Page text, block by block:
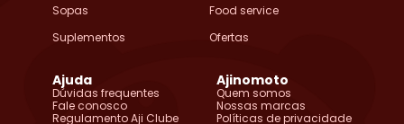
Sopas
Food service
Suplementos
Ofertas
Ajuda
Dúvidas frequentes
Fale conosco
Regulamento Aji Clube
Ajinomoto
Quem somos
Nossas marcas
Políticas de privacidade